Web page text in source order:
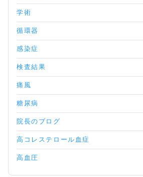
学術
循環器
感染症
検査結果
痛風
糖尿病
院長のブログ
高コレステロール血症
高血圧